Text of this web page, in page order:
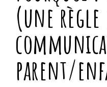
(une règle
parent/